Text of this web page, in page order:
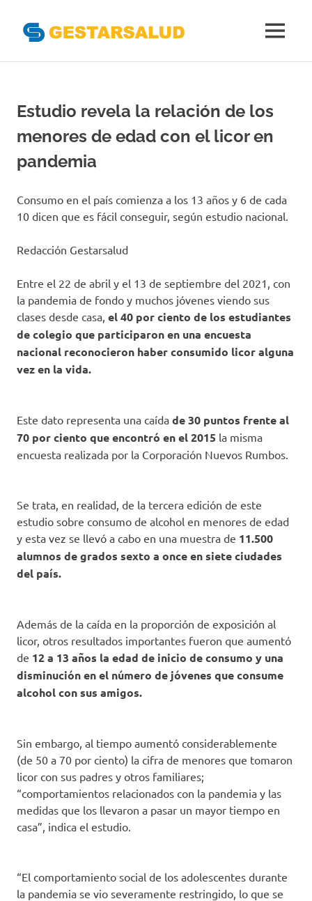
del
de
la
Salud
MENÚ
Estudio revela la relación de los
menores de edad con el licor en
pandemia
Consumo en el país comienza a los 13 años y 6 de cada
10 dicen que es fácil conseguir, según estudio nacional.
Redacción Gestarsalud
Entre el 22 de abril y el 13 de septiembre del 2021, con
la pandemia de fondo y muchos jóvenes viendo sus
clases desde casa, el 40 por ciento de los estudiantes
de colegio que participaron en una encuesta
nacional reconocieron haber consumido licor alguna
vez en la vida.
Este dato representa una caída de 30 puntos frente al
70 por ciento que encontró en el 2015 la misma
encuesta realizada por la Corporación Nuevos Rumbos.
Se trata, en realidad, de la tercera edición de este
estudio sobre consumo de alcohol en menores de edad
y esta vez se llevó a cabo en una muestra de 11.500
alumnos de grados sexto a once en siete ciudades
del país.
Además de la caída en la proporción de exposición al
licor, otros resultados importantes fueron que aumentó
de 12 a 13 años la edad de inicio de consumo y una
disminución en el número de jóvenes que consume
alcohol con sus amigos.
Sin embargo, al tiempo aumentó considerablemente
(de 50 a 70 por ciento) la cifra de menores que tomaron
licor con sus padres y otros familiares;
“comportamientos relacionados con la pandemia y las
medidas que los llevaron a pasar un mayor tiempo en
casa”, indica el estudio.
“El comportamiento social de los adolescentes durante
la pandemia se vio severamente restringido, lo que se